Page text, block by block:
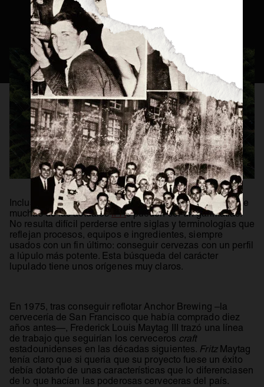
Consejos Cerveceros
Servicio Perfecto
Historia
Actualidad
Materias Primas
Estilos de Cerveza
Elaboración
Maridaje
BEER MASTER
Incluso para el aficionado más avezado, las etiquetas de
muchas de las actualesIPAs pueden ser un galimatías.
No resulta difícil perderse entre siglas y terminologías que
reflejan procesos, equipos e ingredientes, siempre
usados con un fin último: conseguir cervezas con un perfil
a lúpulo más potente. Esta búsqueda del carácter
lupulado tiene unos orígenes muy claros.
En 1975, tras conseguir reflotar Anchor Brewing –la
cervecería de San Francisco que había comprado diez
años antes—, Frederick Louis Maytag III trazó una línea
de trabajo que seguirían los cerveceros craft
estadounidenses en las décadas siguientes. FritzMaytag
tenía claro que si quería que su proyecto fuese un éxito
debía dotarlo de unas características que lo diferenciasen
de lo que hacían las poderosas cerveceras del país.